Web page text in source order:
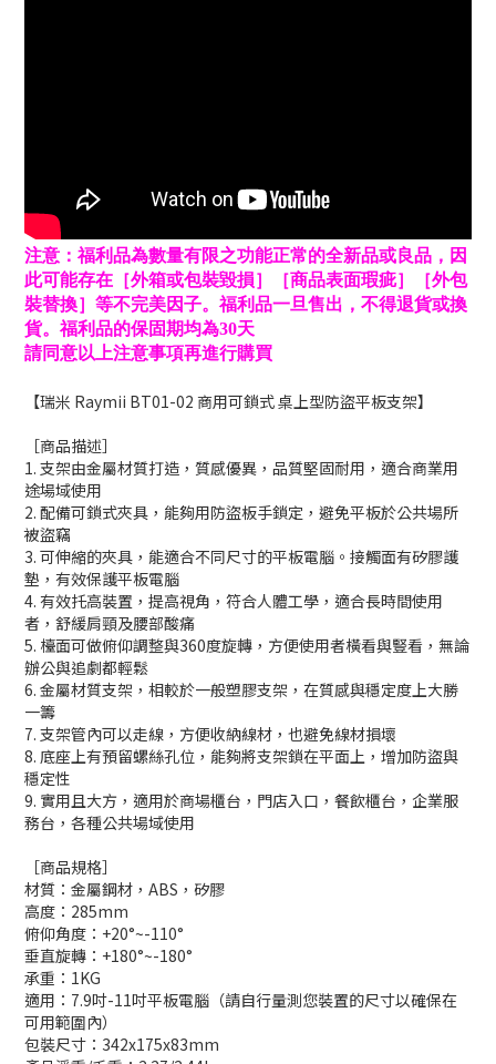
注意：福利品為數量有限之功能正常的全新品或良品，因
此可能存在［外箱或包裝毀損］［商品表面瑕疵］［外包
裝替換］等不完美因子。福利品一旦售出，不得退貨或換
貨。福利品的保固期均為30天
請同意以上注意事項再進行購買
【瑞米 Raymii BT01-02 商用可鎖式 桌上型防盜平板支架】
［商品描述］
1. 支架由金屬材質打造，質感優異，品質堅固耐用，適合商業用
途場域使用
2. 配備可鎖式夾具，能夠用防盜板手鎖定，避免平板於公共場所
被盜竊
3. 可伸縮的夾具，能適合不同尺寸的平板電腦。接觸面有矽膠護
墊，有效保護平板電腦
4. 有效托高裝置，提高視角，符合人體工學，適合長時間使用
者，舒緩肩頸及腰部酸痛
5. 檯面可做俯仰調整與360度旋轉，方便使用者橫看與豎看，無論
辦公與追劇都輕鬆
6. 金屬材質支架，相較於一般塑膠支架，在質感與穩定度上大勝
一籌
7. 支架管內可以走線，方便收納線材，也避免線材損壞
8. 底座上有預留螺絲孔位，能夠將支架鎖在平面上，增加防盜與
穩定性
9. 實用且大方，適用於商場櫃台，門店入口，餐飲櫃台，企業服
務台，各種公共場域使用
［商品規格］
材質：金屬鋼材，ABS，矽膠
高度：285mm
俯仰角度：+20°~-110°
垂直旋轉：+180°~-180°
承重：1KG
適用：7.9吋-11吋平板電腦（請自行量測您裝置的尺寸以確保在
可用範圍內）
包裝尺寸：342x175x83mm